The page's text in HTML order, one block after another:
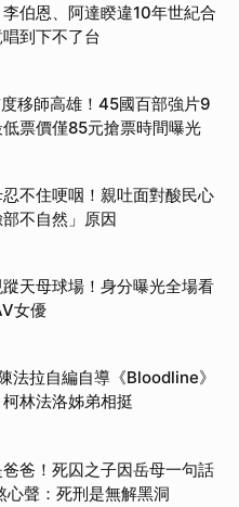
李伯恩、阿達睽違10年世紀合
到下不了台
移師高雄！45國百部強片9
票價僅85元搶票時間曝光
不住哽咽！親吐面對酸民心
不自然」原因
天母球場！身分曝光全場看
女優
拉自編自導《Bloodline》
林法洛姊弟相挺
爸！死囚之子因岳母一句話
聲：死刑是無解黑洞